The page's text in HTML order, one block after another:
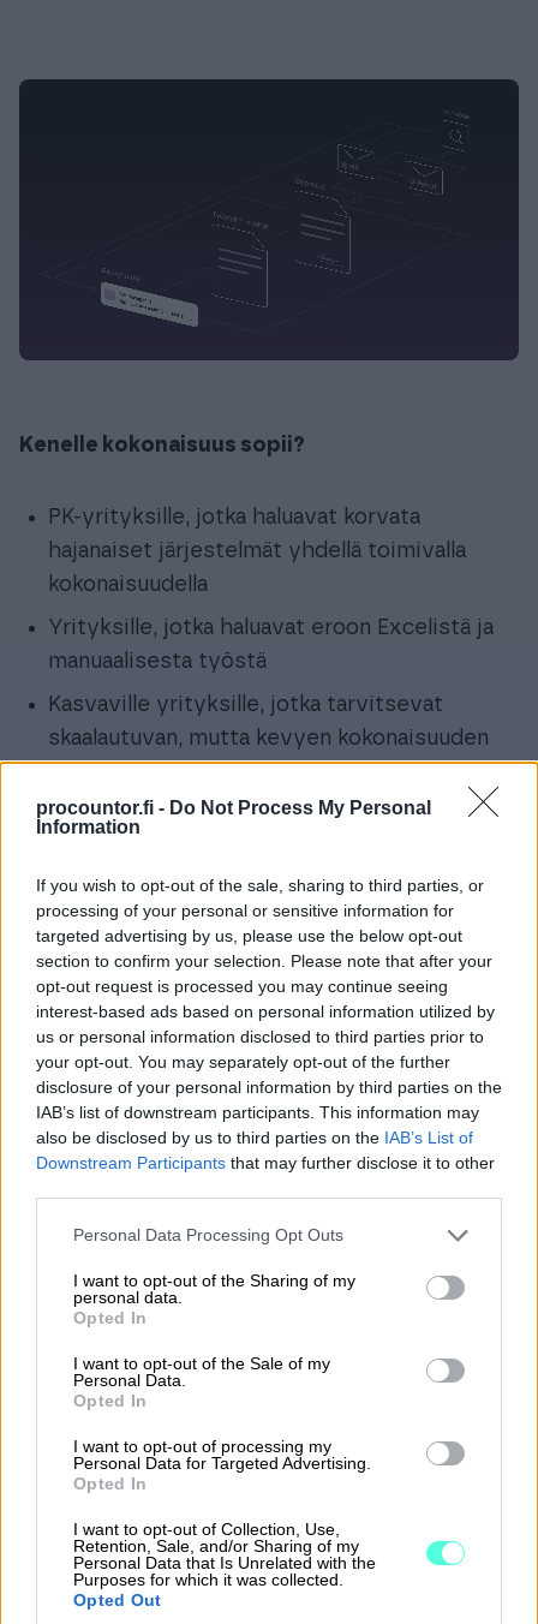
procountor.fi - Do Not Process My Personal
Information
If you wish to opt-out of the sale, sharing to third parties, or
processing of your personal or sensitive information for
targeted advertising by us, please use the below opt-out
section to confirm your selection. Please note that after your
opt-out request is processed you may continue seeing
interest-based ads based on personal information utilized by
us or personal information disclosed to third parties prior to
your opt-out. You may separately opt-out of the further
disclosure of your personal information by third parties on the
IAB’s list of downstream participants. This information may
also be disclosed by us to third parties on the IAB’s List of
Downstream Participants that may further disclose it to other
Please note that this website/app uses one or more Google
not limited to your visit or usage behaviour. You may click to
grant or deny consent to Google and its third-party tags to
use your data for below specified purposes in below Google
consent section.
Personal Data Processing Opt Outs
I want to opt-out of the Sharing of my
personal data.
Opted In
I want to opt-out of the Sale of my
Personal Data.
Opted In
I want to opt-out of processing my
Personal Data for Targeted Advertising.
Opted In
I want to opt-out of Collection, Use,
Retention, Sale, and/or Sharing of my
Personal Data that Is Unrelated with the
Purposes for which it was collected.
Opted Out
Kenelle kokonaisuus sopii?
PK-yrityksille, jotka haluavat korvata
hajanaiset järjestelmät yhdellä toimivalla
kokonaisuudella​
Yrityksille, jotka haluavat eroon Excelistä ja
manuaalisesta työstä​
Kasvaville yrityksille, jotka tarvitsevat
skaalautuvan, mutta kevyen kokonaisuuden
Yksi toimiva kokonaisuus
Kaikki työntekijätiedot yhdessä
järjestelmässä
Työsopimukset, palkkatiedot, osaamiset ja
Tiedot siirtyvät automaattisesti
tuplatyötä, ei virheitä
GDPR-yhteensopiva ja tietoturvallinen –